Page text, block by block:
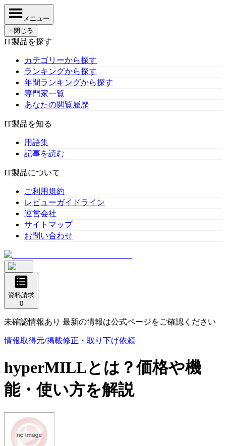
メニュー
✕ 閉じる
IT製品を探す
カテゴリーから探す
ランキングから探す
年間ランキングから探す
専門家一覧
あなたの閲覧履歴
IT製品を知る
用語集
記事を読む
IT製品について
ご利用規約
レビューガイドライン
運営会社
サイトマップ
お問い合わせ
資料請求
0
未確認情報あり 最新の情報は公式ページをご確認ください
情報取得元/掲載修正・取り下げ依頼
hyperMILLとは？価格や機
能・使い方を解説